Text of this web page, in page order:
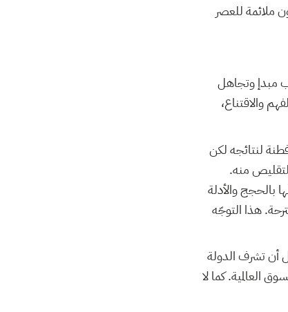
ملائمة للعصر
مبدإ وتجاهل
والاقتناع،
لنتائجه لكن
منه.
بالحجج والأدلة
هذا التوجّه
أن تشرف الدولة
العالمية. كما لا